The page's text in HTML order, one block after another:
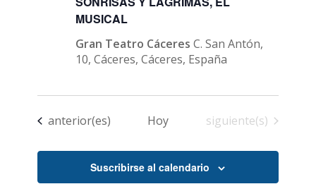
MUSICAL
Gran Teatro CáceresC. San Antón,
10, Cáceres, Cáceres, España
Eventos
anterior(es) Hoy Eventos
siguiente(s)
Suscribirse al calendario